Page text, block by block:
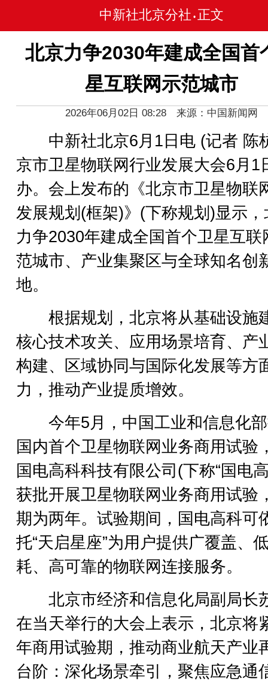
中新社北京分社 • 正文
北京力争2030年建成全国首
星互联网示范城市
2026年06月02日 08:28 来源：中国新闻网
中新社北京6月1日电 (记者 陈
京市卫星物联网行业发展大会6月1
办。会上发布的《北京市卫星物联
发展规划(框架)》(下称规划)显示，
力争2030年建成全国首个卫星互联
范城市、产业集聚区与全球知名创
地。
根据规划，北京将从基础设施
核心技术攻关、应用场景培育、产
构建、区域协同与国际化发展等方
力，推动产业提质增效。
今年5月，中国工业和信息化
国内首个卫星物联网业务商用试验
国电高科科技有限公司(下称“国电
获批开展卫星物联网业务商用试验
期为两年。试验期间，国电高科可
托“天启星座”为用户提供广覆盖、
耗、高可靠的物联网连接服务。
北京市经济和信息化局副局长
在当天举行的大会上表示，北京将
年商用试验期，推动商业航天产业
台阶：深化场景牵引，聚焦应急通